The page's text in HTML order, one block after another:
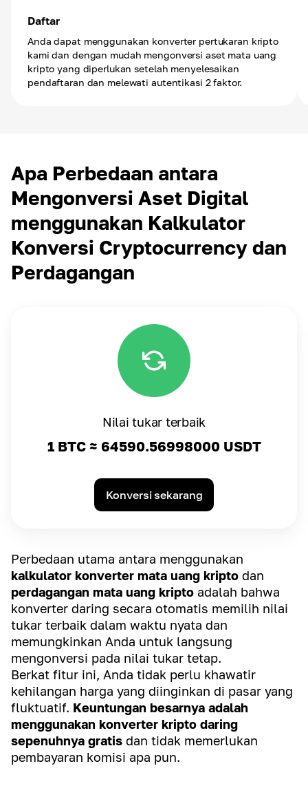
Daftar
Anda dapat menggunakan konverter pertukaran kripto
kami dan dengan mudah mengonversi aset mata uang
kripto yang diperlukan setelah menyelesaikan
pendaftaran dan melewati autentikasi 2 faktor.
Apa Perbedaan antara
Mengonversi Aset Digital
menggunakan Kalkulator
Konversi Cryptocurrency dan
Perdagangan
Nilai tukar terbaik
1 BTC ≈ 64590.56998000 USDT
Konversi sekarang
Perbedaan utama antara menggunakan
kalkulator konverter mata uang kripto dan
perdagangan mata uang kripto adalah bahwa
konverter daring secara otomatis memilih nilai
tukar terbaik dalam waktu nyata dan
memungkinkan Anda untuk langsung
mengonversi pada nilai tukar tetap.
Berkat fitur ini, Anda tidak perlu khawatir
kehilangan harga yang diinginkan di pasar yang
fluktuatif. Keuntungan besarnya adalah
menggunakan konverter kripto daring
sepenuhnya gratis dan tidak memerlukan
pembayaran komisi apa pun.